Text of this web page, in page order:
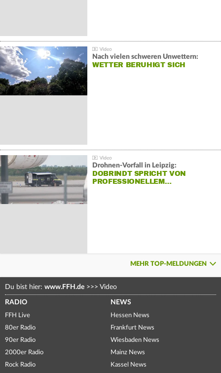
Nach vielen schweren Unwettern:
WETTER BERUHIGT SICH
Drohnen-Vorfall in Leipzig:
DOBRINDT SPRICHT VON
PROFESSIONELLEM…
MEHR TOP-MELDUNGEN
Du bist hier: www.FFH.de >>> Video
RADIO
FFH Live
80er Radio
90er Radio
2000er Radio
Rock Radio
NEWS
Hessen News
Frankfurt News
Wiesbaden News
Mainz News
Kassel News